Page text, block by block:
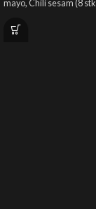
mayo, Chili sesam (8